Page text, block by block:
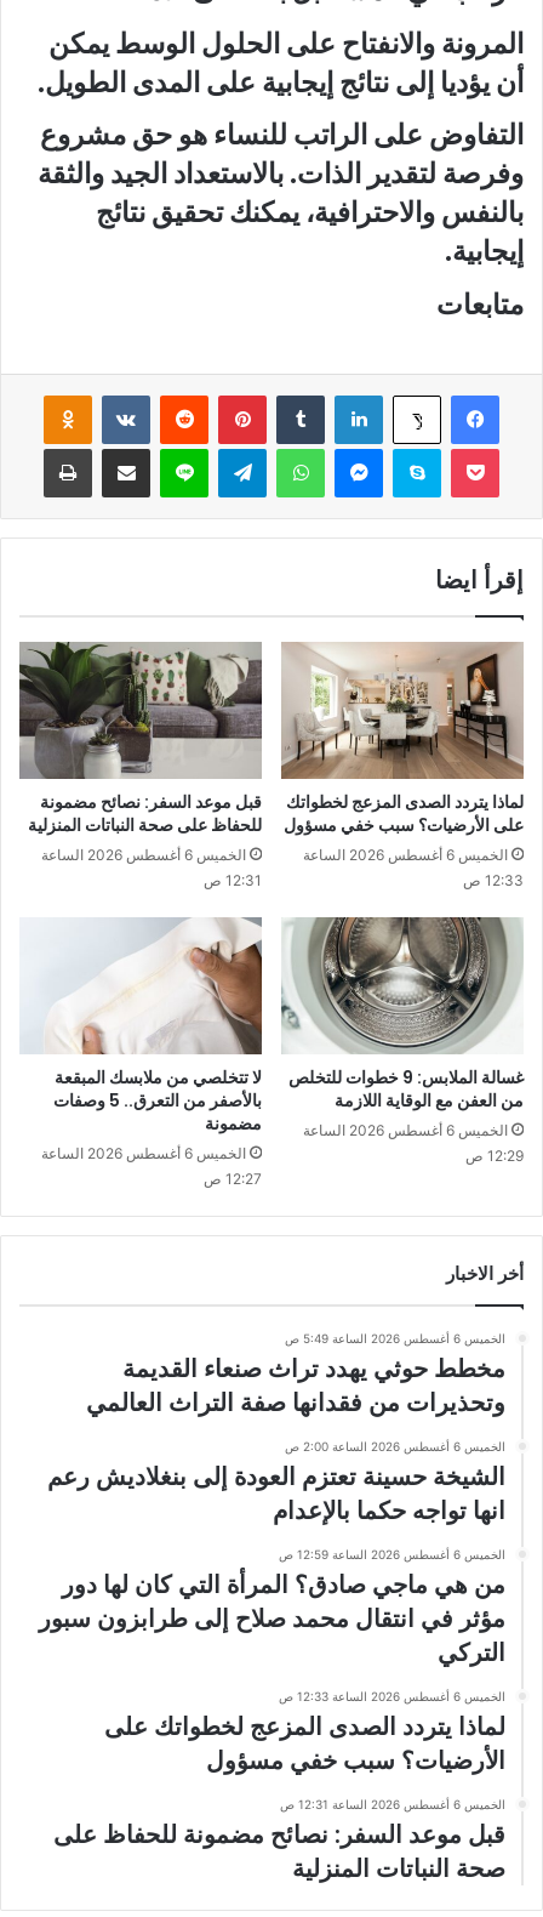
المرونة والانفتاح على الحلول الوسط يمكن
أن يؤديا إلى نتائج إيجابية على المدى الطويل.
التفاوض على الراتب للنساء هو حق مشروع
وفرصة لتقدير الذات. بالاستعداد الجيد والثقة
بالنفس والاحترافية، يمكنك تحقيق نتائج
إيجابية.
متابعات
فيسبوك ‫X لينكدإن بينتيريست
سكايب واتساب لاين
إقرأ ايضا
لماذا يتردد الصدى المزعج لخطواتك
على الأرضيات؟ سبب خفي مسؤول
الخميس 6 أغسطس 2026 الساعة
12:33 ص
قبل موعد السفر: نصائح مضمونة
للحفاظ على صحة النباتات المنزلية
الخميس 6 أغسطس 2026 الساعة
12:31 ص
غسالة الملابس: 9 خطوات للتخلص
من العفن مع الوقاية اللازمة
الخميس 6 أغسطس 2026 الساعة
12:29 ص
لا تتخلصي من ملابسك المبقعة
بالأصفر من التعرق.. 5 وصفات
مضمونة
الخميس 6 أغسطس 2026 الساعة
12:27 ص
أخر الاخبار
الخميس 6 أغسطس 2026 الساعة 5:49 ص
مخطط حوثي يهدد تراث صنعاء القديمة
وتحذيرات من فقدانها صفة التراث العالمي
الخميس 6 أغسطس 2026 الساعة 2:00 ص
الشيخة حسينة تعتزم العودة إلى بنغلاديش رعم
انها تواجه حكما بالإعدام
الخميس 6 أغسطس 2026 الساعة 12:59 ص
من هي ماجي صادق؟ المرأة التي كان لها دور
مؤثر في انتقال محمد صلاح إلى طرابزون سبور
التركي
الخميس 6 أغسطس 2026 الساعة 12:33 ص
لماذا يتردد الصدى المزعج لخطواتك على
الأرضيات؟ سبب خفي مسؤول
الخميس 6 أغسطس 2026 الساعة 12:31 ص
قبل موعد السفر: نصائح مضمونة للحفاظ على
صحة النباتات المنزلية